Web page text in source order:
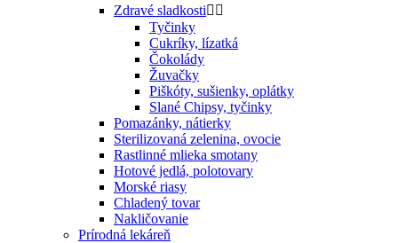
Zdravé sladkosti 
Tyčinky
Cukríky, lízatká
Čokolády
Žuvačky
Piškóty, sušienky, oplátky
Slané Chipsy, tyčinky
Pomazánky, nátierky
Sterilizovaná zelenina, ovocie
Rastlinné mlieka smotany
Hotové jedlá, polotovary
Morské riasy
Chladený tovar
Nakličovanie
Prírodná lekáreň